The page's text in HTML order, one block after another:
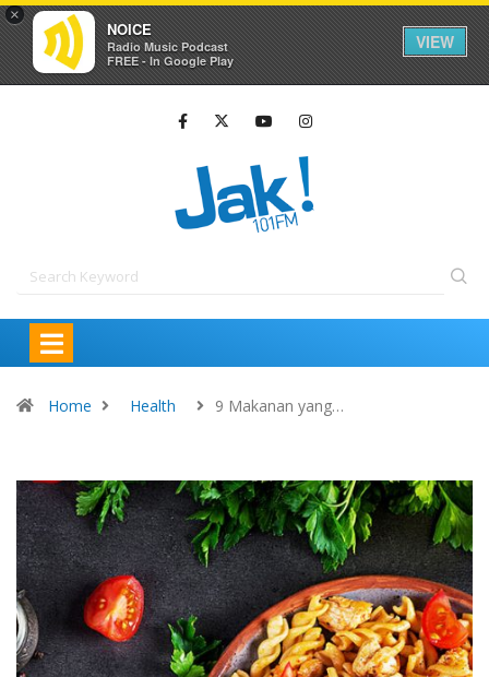
×
NOICE
Radio Music Podcast
FREE - In Google Play
VIEW
Home Health 9 Makanan yang…